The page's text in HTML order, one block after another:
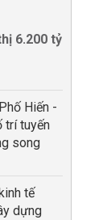
6.200 tỷ
Hiến -
trí tuyến
song
tế
dựng